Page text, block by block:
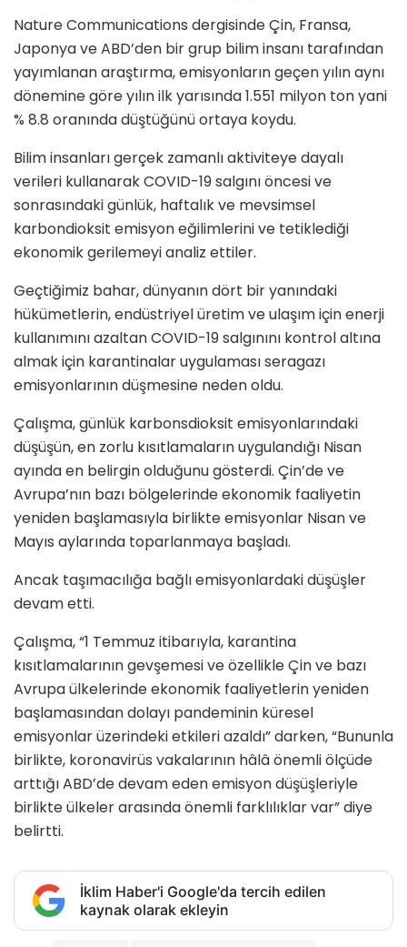
Nature Communications dergisinde Çin, Fransa,
Japonya ve ABD’den bir grup bilim insanı tarafından
yayımlanan araştırma, emisyonların geçen yılın aynı
dönemine göre yılın ilk yarısında 1.551 milyon ton yani
% 8.8 oranında düştüğünü ortaya koydu.
Bilim insanları gerçek zamanlı aktiviteye dayalı
verileri kullanarak COVID-19 salgını öncesi ve
sonrasındaki günlük, haftalık ve mevsimsel
karbondioksit emisyon eğilimlerini ve tetiklediği
ekonomik gerilemeyi analiz ettiler.
Geçtiğimiz bahar, dünyanın dört bir yanındaki
hükümetlerin, endüstriyel üretim ve ulaşım için enerji
kullanımını azaltan COVID-19 salgınını kontrol altına
almak için karantinalar uygulaması seragazı
emisyonlarının düşmesine neden oldu.
Çalışma, günlük karbonsdioksit emisyonlarındaki
düşüşün, en zorlu kısıtlamaların uygulandığı Nisan
ayında en belirgin olduğunu gösterdi. Çin’de ve
Avrupa’nın bazı bölgelerinde ekonomik faaliyetin
yeniden başlamasıyla birlikte emisyonlar Nisan ve
Mayıs aylarında toparlanmaya başladı.
Ancak taşımacılığa bağlı emisyonlardaki düşüşler
devam etti.
Çalışma, “1 Temmuz itibarıyla, karantina
kısıtlamalarının gevşemesi ve özellikle Çin ve bazı
Avrupa ülkelerinde ekonomik faaliyetlerin yeniden
başlamasından dolayı pandeminin küresel
emisyonlar üzerindeki etkileri azaldı” darken, “Bununla
birlikte, koronavirüs vakalarının hâlâ önemli ölçüde
arttığı ABD’de devam eden emisyon düşüşleriyle
birlikte ülkeler arasında önemli farklılıklar var” diye
belirtti.
İklim Haber'i Google'da tercih edilen
kaynak olarak ekleyin